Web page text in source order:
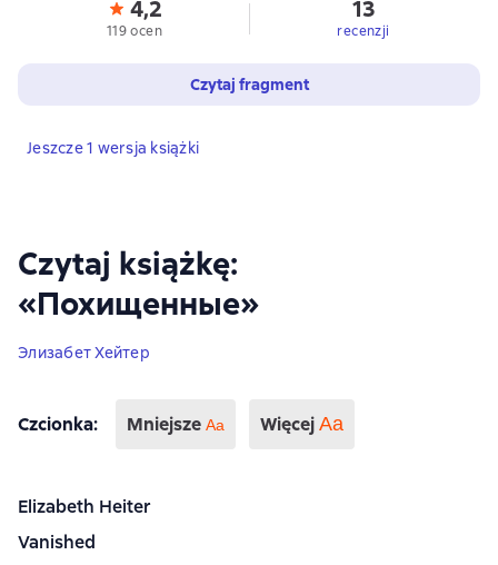
Czytaj książkę:
«Похищенные»
Элизабет Хейтер
Czcionka: Mniejsze Aa Więcej Аа
Elizabeth Heiter
Vanished
4,2
119 ocen
13
recenzji
Czytaj fragment
Jeszcze 1 wersja książki